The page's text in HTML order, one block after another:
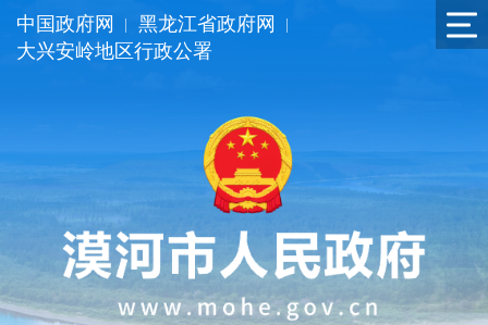
中国政府网 黑龙江省政府网
大兴安岭地区行政公署